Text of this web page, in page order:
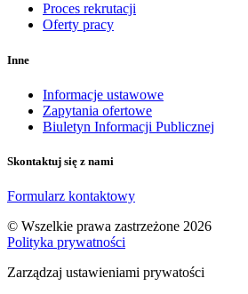
Proces rekrutacji
Oferty pracy
Inne
Informacje ustawowe
Zapytania ofertowe
Biuletyn Informacji Publicznej
Skontaktuj się z nami
Formularz kontaktowy
© Wszelkie prawa zastrzeżone 2026
Polityka prywatności
Zarządzaj ustawieniami prywatości